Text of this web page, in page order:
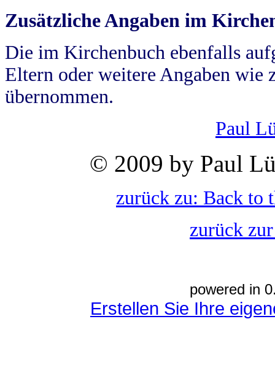
Zusätzliche Angaben im
Die im Kirchenbuch ebenfalls
Eltern oder weitere Angaben wie
übernommen.
Paul
© 2009 by Paul
zurück zu: Back to
zurück
powered in
Erstellen Sie Ihre